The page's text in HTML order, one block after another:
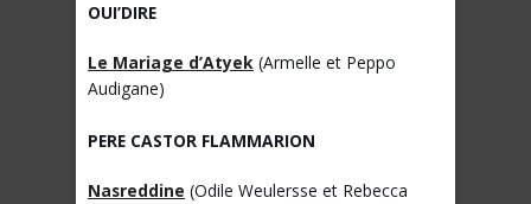
OUI’DIRE
Le Mariage d’Atyek (Armelle et Peppo
Audigane)
PERE CASTOR FLAMMARION
Nasreddine (Odile Weulersse et Rebecca